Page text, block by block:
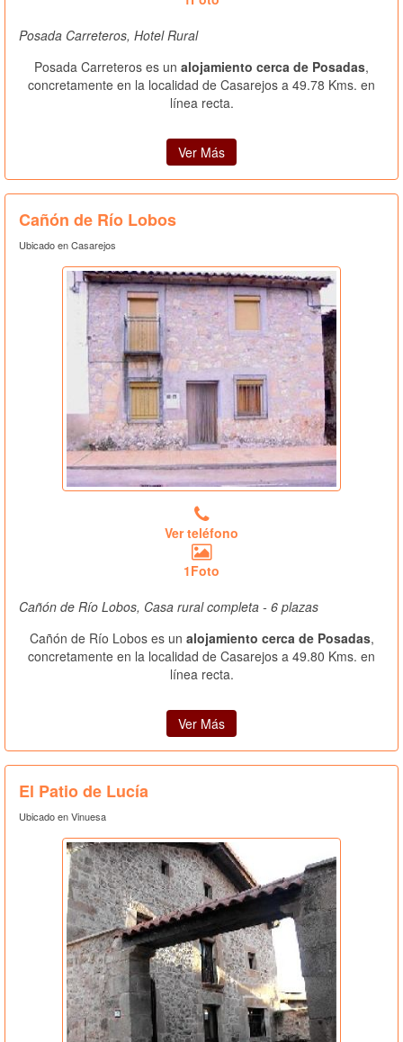
Posada Carreteros, Hotel Rural
Posada Carreteros es un alojamiento cerca de Posadas,
concretamente en la localidad de Casarejos a 49.78 Kms. en
línea recta.
Ver Más
Cañón de Río Lobos
Ubicado en Casarejos
Ver teléfono
1Foto
Cañón de Río Lobos, Casa rural completa - 6 plazas
Cañón de Río Lobos es un alojamiento cerca de Posadas,
concretamente en la localidad de Casarejos a 49.80 Kms. en
línea recta.
Ver Más
El Patio de Lucía
Ubicado en Vinuesa